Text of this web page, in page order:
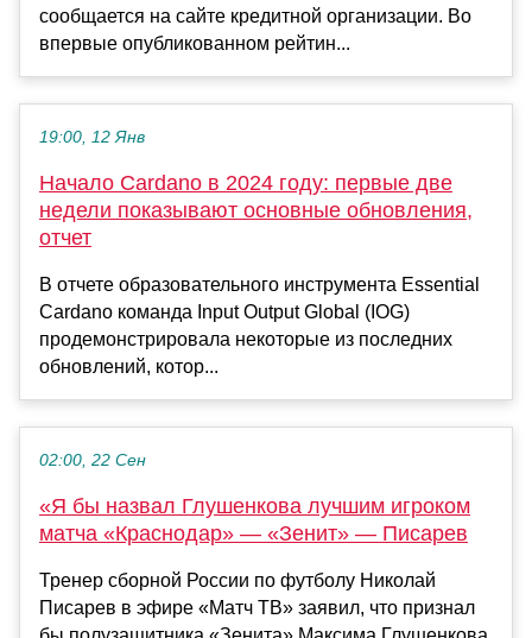
сообщается на сайте кредитной организации. Во
впервые опубликованном рейтин...
19:00, 12 Янв
Начало Cardano в 2024 году: первые две
недели показывают основные обновления,
отчет
В отчете образовательного инструмента Essential
Cardano команда Input Output Global (IOG)
продемонстрировала некоторые из последних
обновлений, котор...
02:00, 22 Сен
«Я бы назвал Глушенкова лучшим игроком
матча «Краснодар» — «Зенит» — Писарев
Тренер сборной России по футболу Николай
Писарев в эфире «Матч ТВ» заявил, что признал